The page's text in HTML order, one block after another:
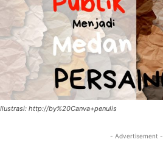
Ilustrasi: http://by%20Canva+penulis
- Advertisement -